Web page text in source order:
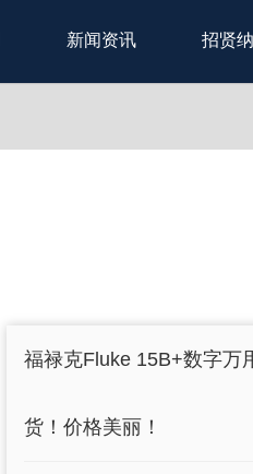
新闻资讯 招贤
福禄克Fluke 15B+数字万
货！价格美丽！